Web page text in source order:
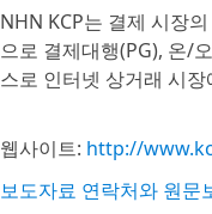
NHN KCP는 결제 시장
으로 결제대행(PG), 온/
스로 인터넷 상거래 시
웹사이트: http://
보도자료 연락처와 원문